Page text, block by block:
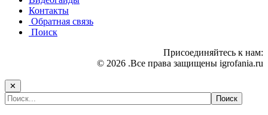
Контакты
Обратная связь
Поиск
Присоединяйтесь к нам:
© 2026 .Все права защищены igrofania.ru
✕